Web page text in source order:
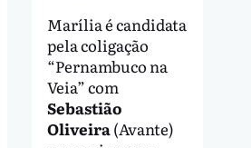
Marília é candidata
pela coligação
“Pernambuco na
Veia” com
Sebastião
Oliveira(Avante)